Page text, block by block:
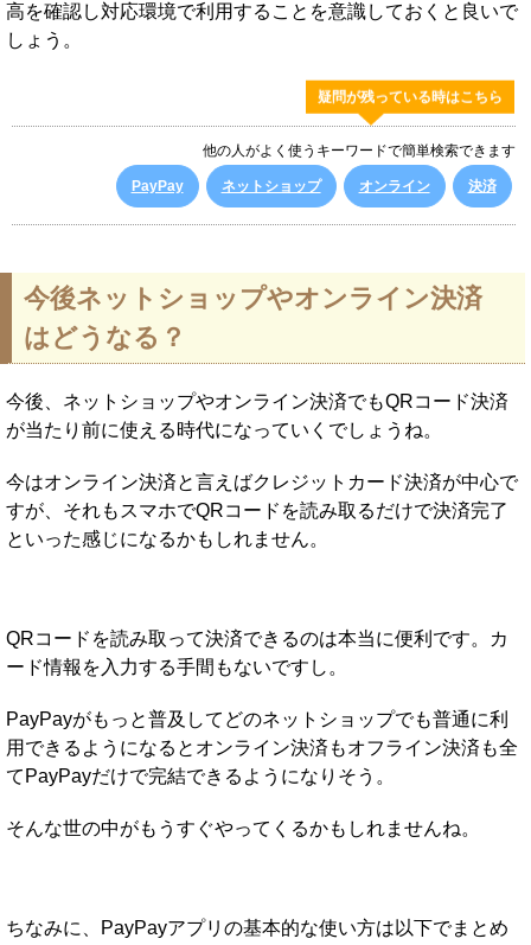
高を確認し対応環境で利用することを意識しておくと良いで
しょう。
疑問が残っている時はこちら
他の人がよく使うキーワードで簡単検索できます
PayPay ネットショップ オンライン 決済
今後ネットショップやオンライン決済
はどうなる？
今後、ネットショップやオンライン決済でもQRコード決済
が当たり前に使える時代になっていくでしょうね。
今はオンライン決済と言えばクレジットカード決済が中心で
すが、それもスマホでQRコードを読み取るだけで決済完了
といった感じになるかもしれません。
QRコードを読み取って決済できるのは本当に便利です。カ
ード情報を入力する手間もないですし。
PayPayがもっと普及してどのネットショップでも普通に利
用できるようになるとオンライン決済もオフライン決済も全
てPayPayだけで完結できるようになりそう。
そんな世の中がもうすぐやってくるかもしれませんね。
ちなみに、PayPayアプリの基本的な使い方は以下でまとめ